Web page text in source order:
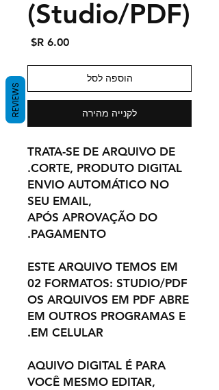
(Studio/PDF)
מחיר
הוספה לסל
לקנייה מהירה
TRATA-SE DE ARQUIVO DE
CORTE, PRODUTO DIGITAL.
ENVIO AUTOMÁTICO NO
SEU EMAIL,
APÓS APROVAÇÃO DO
PAGAMENTO.
ESTE ARQUIVO TEMOS EM
02 FORMATOS: STUDIO/PDF
OS ARQUIVOS EM PDF ABRE
EM OUTROS PROGRAMAS E
EM CELULAR.
AQUIVO DIGITAL É PARA
VOCÊ MESMO EDITAR,
REVIEWS